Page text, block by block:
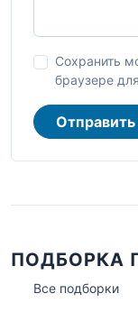
Сохранить
браузере
ПОДБОРКА
Все подборки